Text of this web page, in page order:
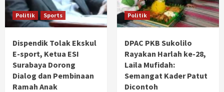
Politik Sports
Dispendik Tolak Ekskul
E-sport, Ketua ESI
Surabaya Dorong
Dialog dan Pembinaan
Ramah Anak
Politik
DPAC PKB Sukolilo
Rayakan Harlah ke-28,
Laila Mufidah:
Semangat Kader Patut
Dicontoh